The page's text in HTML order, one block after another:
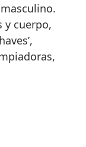
y cuerpo,